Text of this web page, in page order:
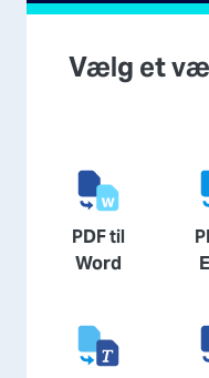
Vælg et
PDF til
Word